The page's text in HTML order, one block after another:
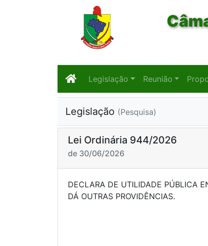
Legislação Reunião
Legislação (Pesquisa)
Lei Ordinária 944/2026
de 30/06/2026
DECLARA DE UTILIDADE PÚBLICA
DÁ OUTRAS